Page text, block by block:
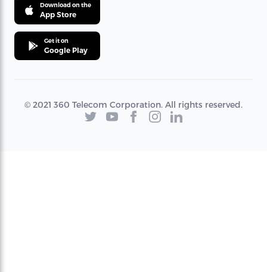
Download on the
App Store
Get it on
Google Play
© 2021 360 Telecom Corporation. All rights reserved.